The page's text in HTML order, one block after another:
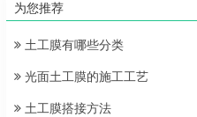
为您推荐
土工膜有哪些分类
光面土工膜的施工工艺
土工膜搭接方法